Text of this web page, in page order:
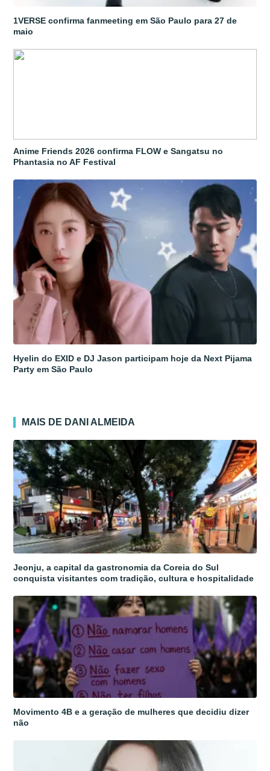
1VERSE confirma fanmeeting em São Paulo para 27 de
maio
Anime Friends 2026 confirma FLOW e Sangatsu no
Phantasia no AF Festival
Hyelin do EXID e DJ Jason participam hoje da Next Pijama
Party em São Paulo
MAIS DE DANI ALMEIDA
Jeonju, a capital da gastronomia da Coreia do Sul
conquista visitantes com tradição, cultura e hospitalidade
Movimento 4B e a geração de mulheres que decidiu dizer
não